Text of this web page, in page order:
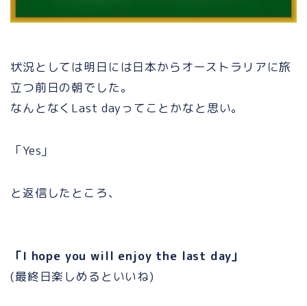
状況としては明日には日本からオーストラリアに旅
立つ前日の朝でした。
なんとなくLast dayってことかなと思い。
「Yes」
と返信したところ、
「I hope you will enjoy the last day」
(最終日楽しめるといいね)